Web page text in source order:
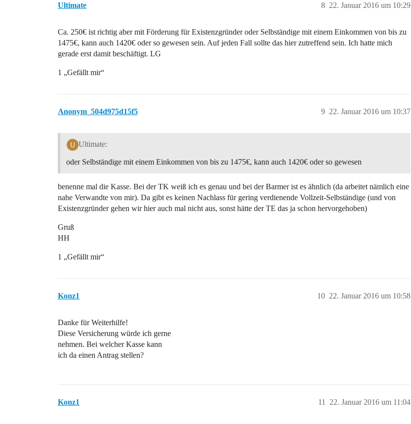
Ultimate 22. Januar 2016 um 10:29
8
Ca. 250€ ist richtig aber mit Förderung für Existenzgründer oder Selbständige mit einem Einkommen von bis zu
1475€, kann auch 1420€ oder so gewesen sein. Auf jeden Fall sollte das hier zutreffend sein. Ich hatte mich
gerade erst damit beschäftigt. LG
1 „Gefällt mir“
Anonym_504d975d15f5 22. Januar 2016 um 10:37
9
Ultimate:
oder Selbständige mit einem Einkommen von bis zu 1475€, kann auch 1420€ oder so gewesen
benenne mal die Kasse. Bei der TK weiß ich es genau und bei der Barmer ist es ähnlich (da arbeitet nämlich eine
nahe Verwandte von mir). Da gibt es keinen Nachlass für gering verdienende Vollzeit-Selbständige (und von
Existenzgründer gehen wir hier auch mal nicht aus, sonst hätte der TE das ja schon hervorgehoben)
Gruß
HH
1 „Gefällt mir“
Konz1 22. Januar 2016 um 10:58
10
Danke für Weiterhilfe!
Diese Versicherung würde ich gerne
nehmen. Bei welcher Kasse kann
ich da einen Antrag stellen?
Konz1 22. Januar 2016 um 11:04
11